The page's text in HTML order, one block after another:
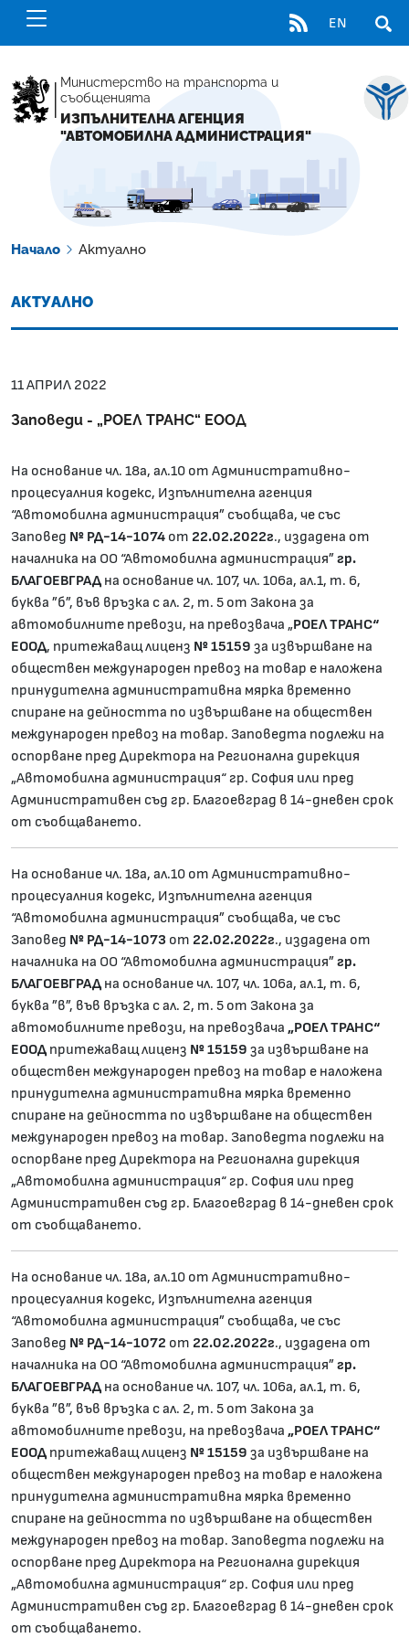
RSS EN
Министерство на транспорта и
съобщенията
ИЗПЪЛНИТЕЛНА АГЕНЦИЯ
"АВТОМОБИЛНА АДМИНИСТРАЦИЯ"
Начало Актуално
АКТУАЛНО
11 АПРИЛ 2022
Заповеди - „РОЕЛ ТРАНС“ ЕООД
На основание чл. 18а, ал.10 от Административно-
процесуалния кодекс, Изпълнителна агенция
“Автомобилна администрация” съобщава, че със
Заповед № РД-14-1074 от 22.02.2022г., издадена от
началника на ОО “Автомобилна администрация”гр.
БЛАГОЕВГРАД на основание чл. 107, чл. 106а, ал.1, т. 6,
буква ”б”, във връзка с ал. 2, т. 5 от Закона за
автомобилните превози, на превозвача „РОЕЛ ТРАНС“
ЕООД, притежаващ лиценз № 15159 за извършване на
обществен международен превоз на товар е наложена
принудителна административна мярка временно
спиране на дейността по извършване на обществен
международен превоз на товар. Заповедта подлежи на
оспорване пред Директора на Регионална дирекция
„Автомобилна администрация“ гр. София или пред
Административен съд гр. Благоевград в 14-дневен срок
от съобщаването.
На основание чл. 18а, ал.10 от Административно-
процесуалния кодекс, Изпълнителна агенция
“Автомобилна администрация” съобщава, че със
Заповед № РД-14-1073 от 22.02.2022г., издадена от
началника на ОО “Автомобилна администрация”гр.
БЛАГОЕВГРАД на основание чл. 107, чл. 106а, ал.1, т. 6,
буква ”в”, във връзка с ал. 2, т. 5 от Закона за
автомобилните превози, на превозвача „РОЕЛ ТРАНС“
ЕООД притежаващ лиценз № 15159 за извършване на
обществен международен превоз на товар е наложена
принудителна административна мярка временно
спиране на дейността по извършване на обществен
международен превоз на товар. Заповедта подлежи на
оспорване пред Директора на Регионална дирекция
„Автомобилна администрация“ гр. София или пред
Административен съд гр. Благоевград в 14-дневен срок
от съобщаването.
На основание чл. 18а, ал.10 от Административно-
процесуалния кодекс, Изпълнителна агенция
“Автомобилна администрация” съобщава, че със
Заповед № РД-14-1072 от 22.02.2022г., издадена от
началника на ОО “Автомобилна администрация”гр.
БЛАГОЕВГРАД на основание чл. 107, чл. 106а, ал.1, т. 6,
буква ”в”, във връзка с ал. 2, т. 5 от Закона за
автомобилните превози, на превозвача „РОЕЛ ТРАНС“
ЕООД притежаващ лиценз № 15159 за извършване на
обществен международен превоз на товар е наложена
принудителна административна мярка временно
спиране на дейността по извършване на обществен
международен превоз на товар. Заповедта подлежи на
оспорване пред Директора на Регионална дирекция
„Автомобилна администрация“ гр. София или пред
Административен съд гр. Благоевград в 14-дневен срок
от съобщаването.